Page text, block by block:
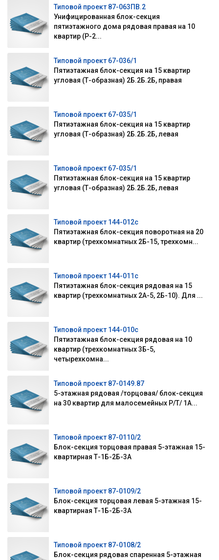
Типовой проект 87-063ПВ.2
Унифицированная блок-секция
пятиэтажного дома рядовая правая на 10
квартир (Р-2...
Типовой проект 67-036/1
Пятиэтажная блок-секция на 15 квартир
угловая (Т-образная) 2Б.2Б.2Б, правая
Типовой проект 67-035/1
Пятиэтажная блок-секция на 15 квартир
угловая (Т-образная) 2Б.2Б.2Б, левая
Типовой проект 67-035/1
Пятиэтажная блок-секция на 15 квартир
угловая (Т-образная) 2Б.2Б.2Б, левая
Типовой проект 144-012с
Пятиэтажная блок-секция поворотная на 20
квартир (трехкомнатных 2Б-15, трехкомн...
Типовой проект 144-011с
Пятиэтажная блок-секция рядовая на 15
квартир (трехкомнатных 2А-5, 2Б-10). Для ...
Типовой проект 144-010с
Пятиэтажная блок-секция рядовая на 10
квартир (трехкомнатных 3Б-5,
четырехкомна...
Типовой проект 87-0149.87
5-этажная рядовая /торцовая/ блок-секция
на 30 квартир для малосемейных Р/Т/ 1А...
Типовой проект 87-0110/2
Блок-секция торцовая правая 5-этажная 15-
квартирная Т-1Б-2Б-3А
Типовой проект 87-0109/2
Блок-секция торцовая левая 5-этажная 15-
квартирная Т-1Б-2Б-3А
Типовой проект 87-0108/2
Блок-секция рядовая спаренная 5-этажная